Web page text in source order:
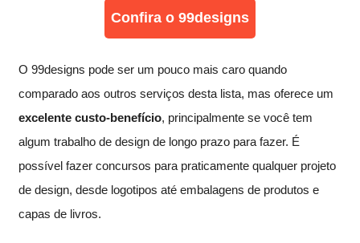
Confira o 99designs
O 99designs pode ser um pouco mais caro quando
comparado aos outros serviços desta lista, mas oferece um
excelente custo-benefício, principalmente se você tem
algum trabalho de design de longo prazo para fazer. É
possível fazer concursos para praticamente qualquer projeto
de design, desde logotipos até embalagens de produtos e
capas de livros.